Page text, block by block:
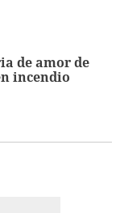
de amor de
incendio